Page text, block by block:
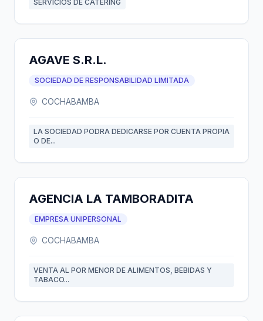
SERVICIOS DE CATERING
AGAVE S.R.L.
SOCIEDAD DE RESPONSABILIDAD LIMITADA
COCHABAMBA
LA SOCIEDAD PODRA DEDICARSE POR CUENTA PROPIA
O DE...
AGENCIA LA TAMBORADITA
EMPRESA UNIPERSONAL
COCHABAMBA
VENTA AL POR MENOR DE ALIMENTOS, BEBIDAS Y
TABACO...